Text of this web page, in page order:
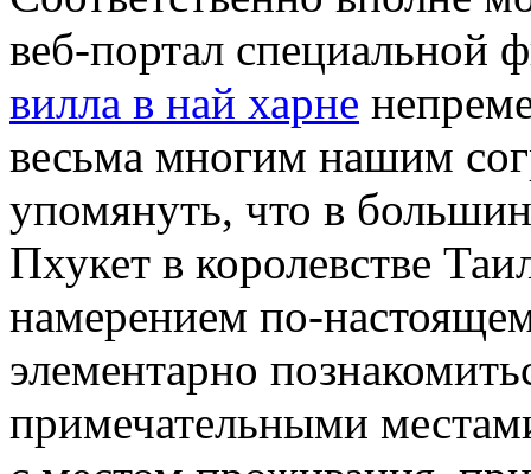
веб-портал специальной
вилла в най харне
весьма многим нашим
упомянуть, что в
Пхукет в королевстве
намерением по-
элементарно
примечательными